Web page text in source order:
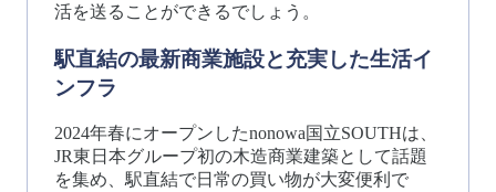
活を送ることができるでしょう。
駅直結の最新商業施設と充実した生活イ
ンフラ
2024年春にオープンしたnonowa国立SOUTHは、
JR東日本グループ初の木造商業建築として話題
を集め、駅直結で日常の買い物が大変便利で